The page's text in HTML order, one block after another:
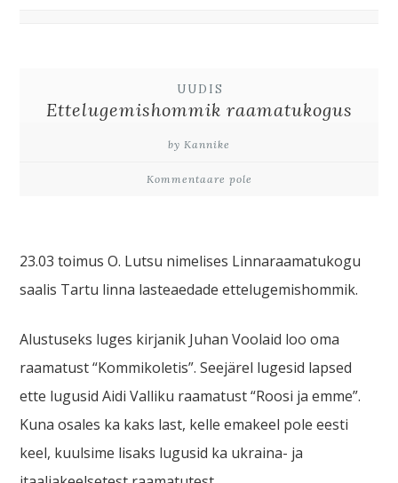
UUDIS
Ettelugemishommik raamatukogus
by Kannike
Kommentaare pole
23.03 toimus O. Lutsu nimelises Linnaraamatukogu
saalis Tartu linna lasteaedade ettelugemishommik.
Alustuseks luges kirjanik Juhan Voolaid loo oma
raamatust “Kommikoletis”. Seejärel lugesid lapsed
ette lugusid Aidi Valliku raamatust “Roosi ja emme”.
Kuna osales ka kaks last, kelle emakeel pole eesti
keel, kuulsime lisaks lugusid ka ukraina- ja